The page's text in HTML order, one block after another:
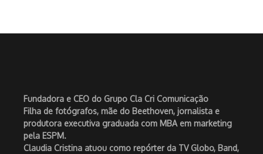
Fundadora e CEO do Grupo Cla Cri Comunicação
Filha de fotógrafos, mãe do Beethoven, jornalista e
produtora executiva graduada com MBA em marketing
pela ESPM.
Claudia Cristina atuou como repórter da TV Globo, Band,